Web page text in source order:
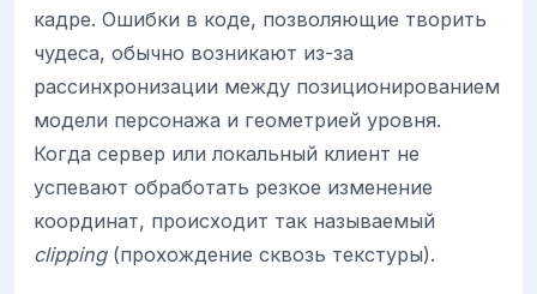
кадре. Ошибки в коде, позволяющие творить
чудеса, обычно возникают из-за
рассинхронизации между позиционированием
модели персонажа и геометрией уровня.
Когда сервер или локальный клиент не
успевают обработать резкое изменение
координат, происходит так называемый
clipping(прохождение сквозь текстуры).